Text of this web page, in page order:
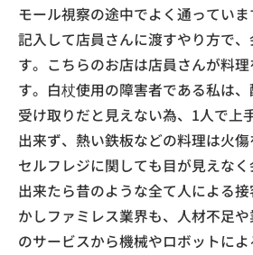
モール視察の途中でよく通ってい
記入して店員さんに渡すやり方で
す。こちらのお店は店員さんが料
す。白杖使用の障害者である私は
受け取りだと見えない為、1人で上
出来ず、熱い鉄板などの料理は火傷
セルフレジに関しても目が見えなく
出来たら昔のような全て人による
かしファミレス業界も、人材不足
のサービスから機械やロボットに